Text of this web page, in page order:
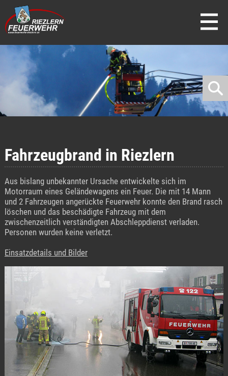
direkt zur Navigation
direkt zum Inhalt
Fahrzeugbrand in Riezlern
Aus bislang unbekannter Ursache entwickelte sich im
Motorraum eines Geländewagens ein Feuer. Die mit 14 Mann
und 2 Fahrzeugen angerückte Feuerwehr konnte den Brand rasch
löschen und das beschädigte Fahrzeug mit dem
zwischenzeitlich verständigten Abschleppdienst verladen.
Personen wurden keine verletzt.
Einsatzdetails und Bilder